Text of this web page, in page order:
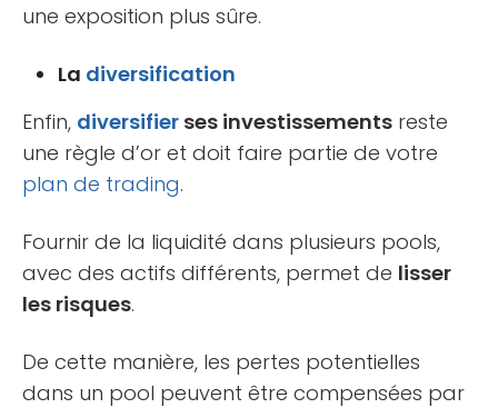
une exposition plus sûre.
La diversification
Enfin, diversifier ses investissements reste
une règle d’or et doit faire partie de votre
plan de trading.
Fournir de la liquidité dans plusieurs pools,
avec des actifs différents, permet de lisser
les risques.
De cette manière, les pertes potentielles
dans un pool peuvent être compensées par